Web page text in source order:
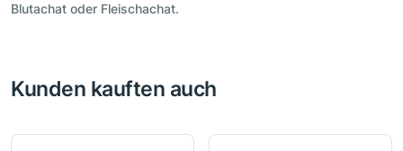
Blutachat oder Fleischachat.
Kunden kauften auch